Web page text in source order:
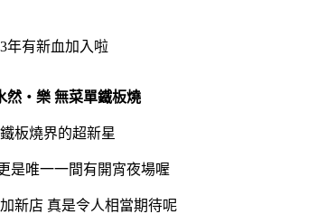
年有新血加入啦
然・樂 無菜單鐵板燒
板燒界的超新星
是唯一一間有開宵夜場喔
新店 真是令人相當期待呢